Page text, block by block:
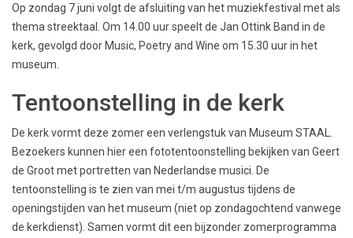
Op zondag 7 juni volgt de afsluiting van het muziekfestival met als
thema streektaal. Om 14.00 uur speelt de Jan Ottink Band in de
kerk, gevolgd door Music, Poetry and Wine om 15.30 uur in het
museum.
Tentoonstelling in de kerk
De kerk vormt deze zomer een verlengstuk van Museum STAAL.
Bezoekers kunnen hier een fototentoonstelling bekijken van Geert
de Groot met portretten van Nederlandse musici. De
tentoonstelling is te zien van mei t/m augustus tijdens de
openingstijden van het museum (niet op zondagochtend vanwege
de kerkdienst). Samen vormt dit een bijzonder zomerprogramma